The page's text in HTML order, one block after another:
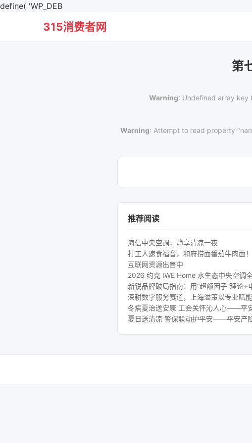
define( 'WP_DEB
315消费者网
第
Warning: Undefined array key
Warning: Attempt to read property
推荐阅读
海信中央空调，静享清凉一夜
打工人速食福音，和府捞面番茄牛肉面！
互联网资源出售中
2026 约克 IWE Home 水生态中央空调
新锐品牌破局指南：用“超额因子”理论
深耕数字服务赛道，上海溢策以专业赋
冬病夏治送安康 工会关怀沁人心——平
夏日送清凉 警保联动护平安——平安产